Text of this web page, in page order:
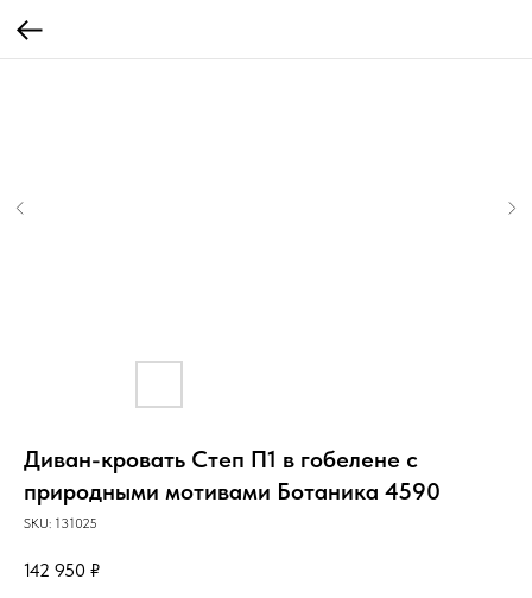
Диван-кровать Степ П1 в гобелене с
природными мотивами Ботаника 4590
SKU: 131025
142 950 ₽